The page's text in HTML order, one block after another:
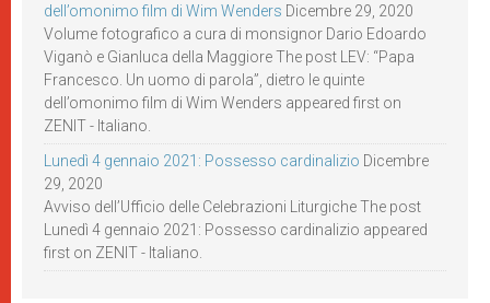
dell’omonimo film di Wim Wenders Dicembre 29, 2020
Volume fotografico a cura di monsignor Dario Edoardo
Viganò e Gianluca della Maggiore The post LEV: “Papa
Francesco. Un uomo di parola”, dietro le quinte
dell’omonimo film di Wim Wenders appeared first on
ZENIT - Italiano.
Lunedì 4 gennaio 2021: Possesso cardinalizio Dicembre
29, 2020
Avviso dell’Ufficio delle Celebrazioni Liturgiche The post
Lunedì 4 gennaio 2021: Possesso cardinalizio appeared
first on ZENIT - Italiano.